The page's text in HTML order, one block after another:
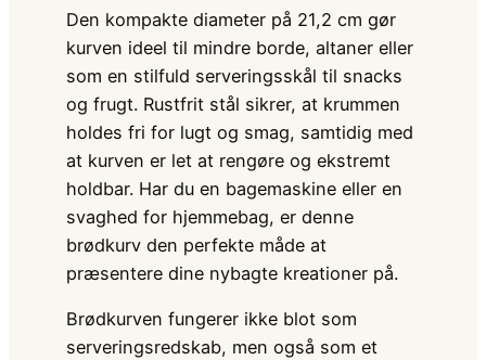
Den kompakte diameter på 21,2 cm gør
kurven ideel til mindre borde, altaner eller
som en stilfuld serveringsskål til snacks
og frugt. Rustfrit stål sikrer, at krummen
holdes fri for lugt og smag, samtidig med
at kurven er let at rengøre og ekstremt
holdbar. Har du en bagemaskine eller en
svaghed for hjemmebag, er denne
brødkurv den perfekte måde at
præsentere dine nybagte kreationer på.
Brødkurven fungerer ikke blot som
serveringsredskab, men også som et